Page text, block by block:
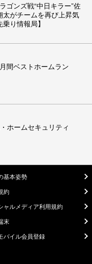
ゴンズ戦“中日キラー”佐
太がチームを再び上昇気
り情報局】
間ベストホームラン
ホームセキュリティ
基本姿勢
約
ャルメディア利用規約
末
バイル会員登録